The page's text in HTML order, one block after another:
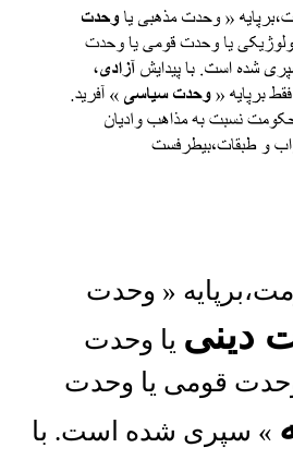
« وحدت
دینی یا وحدت
وحدت قومی یا وحدت
» سپری شده است. با